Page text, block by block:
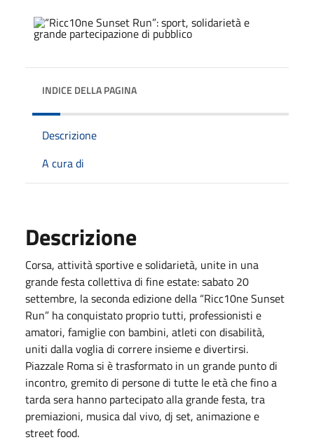
INDICE DELLA PAGINA
Descrizione
A cura di
Descrizione
Corsa, attività sportive e solidarietà, unite in una
grande festa collettiva di fine estate: sabato 20
settembre, la seconda edizione della “Ricc10ne Sunset
Run” ha conquistato proprio tutti, professionisti e
amatori, famiglie con bambini, atleti con disabilità,
uniti dalla voglia di correre insieme e divertirsi.
Piazzale Roma si è trasformato in un grande punto di
incontro, gremito di persone di tutte le età che fino a
tarda sera hanno partecipato alla grande festa, tra
premiazioni, musica dal vivo, dj set, animazione e
street food.